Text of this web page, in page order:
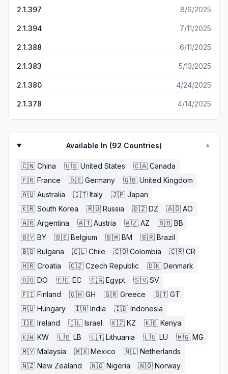
2.1.397 8/6/2025
2.1.394 7/11/2025
2.1.388 6/11/2025
2.1.383 5/13/2025
2.1.380 4/24/2025
2.1.378 4/14/2025
Available In (92 Countries) ▼
🇨🇳 China 🇺🇸 United States 🇨🇦 Canada
🇫🇷 France 🇩🇪 Germany 🇬🇧 United Kingdom
🇦🇺 Australia 🇮🇹 Italy 🇯🇵 Japan
🇰🇷 South Korea 🇷🇺 Russia 🇩🇿 DZ 🇦🇴 AO
🇦🇷 Argentina 🇦🇹 Austria 🇦🇿 AZ 🇧🇧 BB
🇧🇾 BY 🇧🇪 Belgium 🇧🇲 BM 🇧🇷 Brazil
🇧🇬 Bulgaria 🇨🇱 Chile 🇨🇴 Colombia 🇨🇷 CR
🇭🇷 Croatia 🇨🇿 Czech Republic 🇩🇰 Denmark
🇩🇴 DO 🇪🇨 EC 🇪🇬 Egypt 🇸🇻 SV
🇫🇮 Finland 🇬🇭 GH 🇬🇷 Greece 🇬🇹 GT
🇭🇺 Hungary 🇮🇳 India 🇮🇩 Indonesia
🇮🇪 Ireland 🇮🇱 Israel 🇰🇿 KZ 🇰🇪 Kenya
🇰🇼 KW 🇱🇧 LB 🇱🇹 Lithuania 🇱🇺 LU 🇲🇬 MG
🇲🇾 Malaysia 🇲🇽 Mexico 🇳🇱 Netherlands
🇳🇿 New Zealand 🇳🇬 Nigeria 🇳🇴 Norway